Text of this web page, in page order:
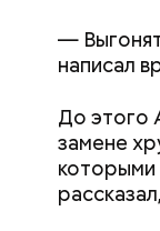
—
написал
До этого
замене
которыми
чеснок;